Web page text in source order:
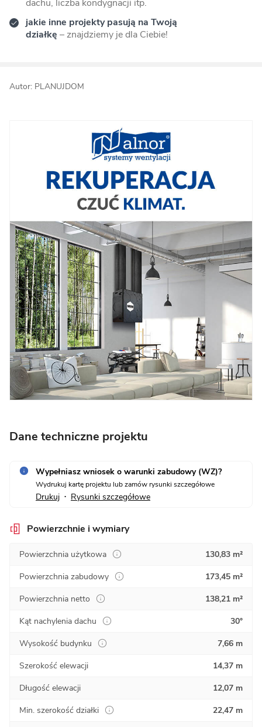
dachu, liczba kondygnacji itp.
jakie inne projekty pasują na Twoją
działkę – znajdziemy je dla Ciebie!
Autor: PLANUJDOM
Dane techniczne projektu
Wypełniasz wniosek o warunki zabudowy (WZ)?
Wydrukuj kartę projektu lub zamów rysunki szczegółowe
Drukuj • Rysunki szczegółowe
Powierzchnie i wymiary
Powierzchnia użytkowa
130,83 m²
Powierzchnia zabudowy
173,45 m²
Powierzchnia netto
138,21 m²
Kąt nachylenia dachu
30°
Wysokość budynku
7,66 m
Szerokość elewacji
14,37 m
Długość elewacji
12,07 m
Min. szerokość działki
22,47 m